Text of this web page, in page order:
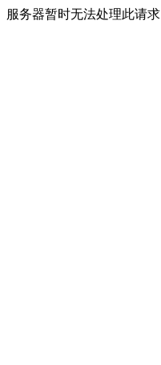
服务器暂时无法处理此请求